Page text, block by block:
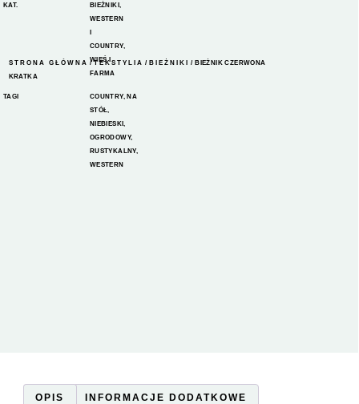
KAT. BIEŻNIKI
WESTERN
COUNTRY,
WIEŚ I
FARMA
TAGI COUNTRY, NA
STÓŁ
NIEBIESKI
OGRODOWY,
RUSTYKALNY,
WESTERN
STRONA GŁÓWNA /TEKSTYLIA / BIEŻNIKI
/ BIEŻNIK CZERWONA
KRATKA
OPIS INFORMACJE DODATKOWE